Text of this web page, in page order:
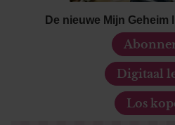
De nieuwe Mijn Geheim
Digitaal
Los